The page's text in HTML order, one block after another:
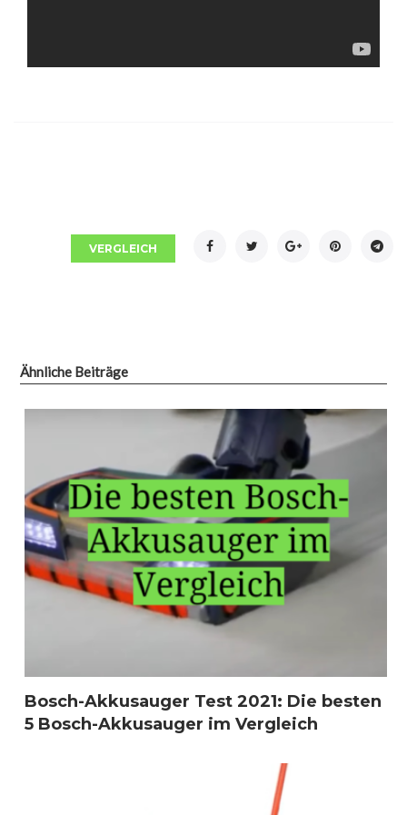
VERGLEICH FacebookTwitterGoogle+Pinterest
Ähnliche Beiträge
Bosch-Akkusauger Test 2021: Die besten
5 Bosch-Akkusauger im Vergleich